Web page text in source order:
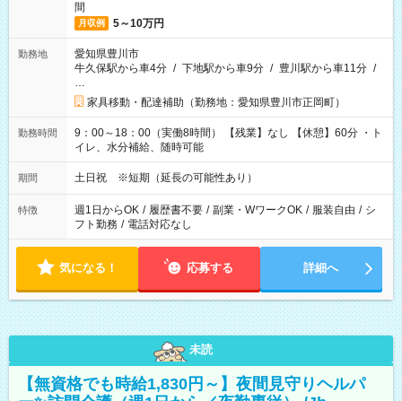
間
月収例 5～10万円
勤務地
愛知県豊川市
牛久保駅から車4分 / 下地駅から車9分 / 豊川駅から車11分 /
…
家具移動・配達補助（勤務地：愛知県豊川市正岡町）
勤務時間
9：00～18：00（実働8時間） 【残業】なし 【休憩】60分 ・ト
イレ、水分補給、随時可能
期間 土日祝 ※短期（延長の可能性あり）
特徴 週1日からOK / 履歴書不要 / 副業・WワークOK / 服装自由 / シ
フト勤務 / 電話対応なし
気になる！ 応募する 詳細へ
未読
【無資格でも時給1,830円～】夜間見守りヘルパ